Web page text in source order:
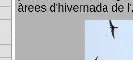
àrees d'hivernada de